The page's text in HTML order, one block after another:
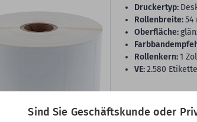
Sind Sie Geschäftskunde oder
Druckertyp:
Rollenbreite:54
Oberfläche:
Rollenkern:1
VE:2.580
34,99 €